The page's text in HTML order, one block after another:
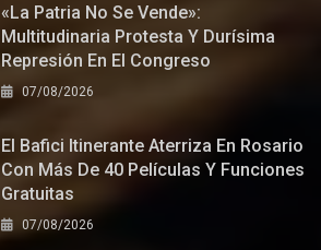
«La Patria No Se Vende»:
Multitudinaria Protesta Y Durísima
Represión En El Congreso
07/08/2026
El Bafici Itinerante Aterriza En Rosario
Con Más De 40 Películas Y Funciones
Gratuitas
07/08/2026